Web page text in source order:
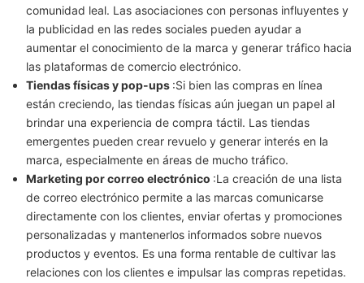
comunidad leal. Las asociaciones con personas influyentes y
la publicidad en las redes sociales pueden ayudar a
aumentar el conocimiento de la marca y generar tráfico hacia
las plataformas de comercio electrónico.
Tiendas físicas y pop-ups :Si bien las compras en línea
están creciendo, las tiendas físicas aún juegan un papel al
brindar una experiencia de compra táctil. Las tiendas
emergentes pueden crear revuelo y generar interés en la
marca, especialmente en áreas de mucho tráfico.
Marketing por correo electrónico :La creación de una lista
de correo electrónico permite a las marcas comunicarse
directamente con los clientes, enviar ofertas y promociones
personalizadas y mantenerlos informados sobre nuevos
productos y eventos. Es una forma rentable de cultivar las
relaciones con los clientes e impulsar las compras repetidas.